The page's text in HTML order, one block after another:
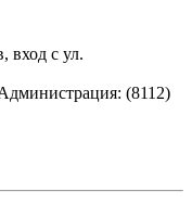
вход с ул.
(8112)